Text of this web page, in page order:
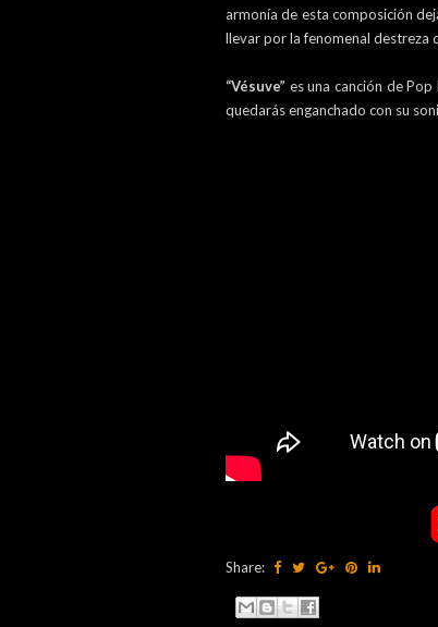
armonía de esta composición
llevar por la fenomenal destreza
“Vésuve” es una canción de
quedarás enganchado con su
Share: